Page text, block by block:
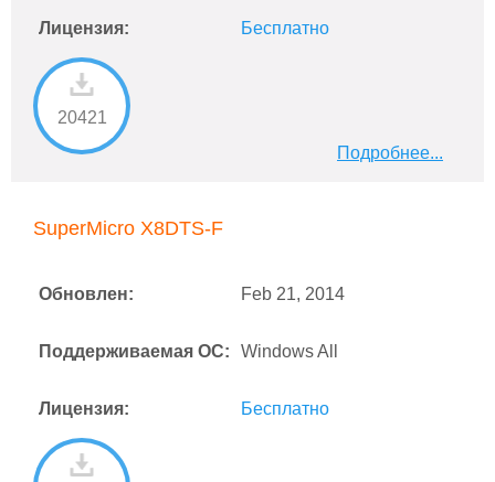
Лицензия: Бесплатно
20421
Подробнее...
SuperMicro X8DTS-F
Обновлен: Feb 21, 2014
Поддерживаемая ОС: Windows All
Лицензия: Бесплатно